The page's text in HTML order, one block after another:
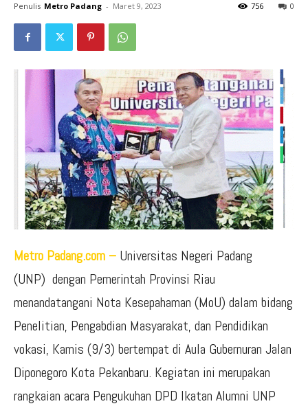
Penulis Metro Padang - Maret 9, 2023 0
756
Metro Padang.com – Universitas Negeri Padang
(UNP) dengan Pemerintah Provinsi Riau
menandatangani Nota Kesepahaman (MoU) dalam bidang
Penelitian, Pengabdian Masyarakat, dan Pendidikan
vokasi, Kamis (9/3) bertempat di Aula Gubernuran Jalan
Diponegoro Kota Pekanbaru. Kegiatan ini merupakan
rangkaian acara Pengukuhan DPD Ikatan Alumni UNP